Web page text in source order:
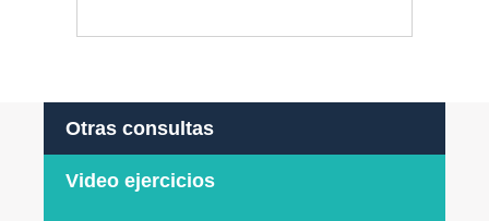
Otras consultas
Video ejercicios